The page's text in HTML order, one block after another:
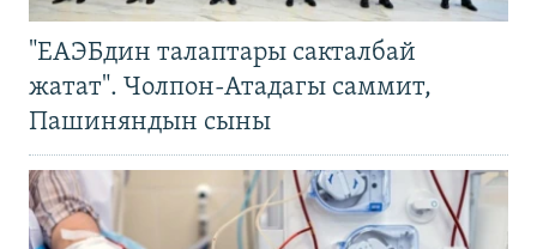
"ЕАЭБдин талаптары сакталбай
жатат". Чолпон-Атадагы саммит,
Пашиняндын сыны